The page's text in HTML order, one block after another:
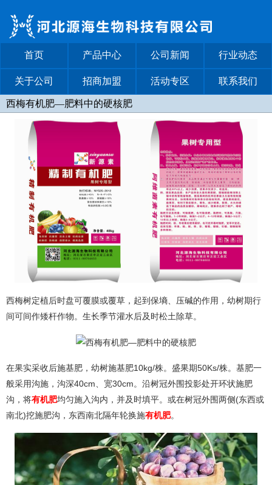
首页 产品中心 公司新闻 行业动态
关于公司 招商加盟 活动专区 联系我们
西梅有机肥—肥料中的硬核肥
西梅树定植后时盘可覆膜或覆草，起到保墒、压碱的作用，幼树期行
间可间作矮杆作物。生长季节灌水后及时松土除草。
在果实采收后施基肥，幼树施基肥10kg/株。盛果期50Ks/株。基肥一
般采用沟施，沟深40cm、宽30cm。沿树冠外围投影处开环状施肥
沟，将有机肥均匀施入沟内，并及时填平。或在树冠外围两侧(东西或
南北)挖施肥沟，东西南北隔年轮换施有机肥。